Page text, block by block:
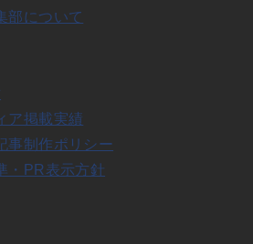
部について
ア掲載実績
事制作ポリシー
・PR表示方針